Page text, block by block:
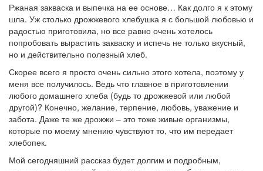
Ржаная закваска и выпечка на ее основе… Как долго я к этому
шла. Уж столько дрожжевого хлебушка я с большой любовью и
радостью приготовила, но все равно очень хотелось
попробовать вырастить закваску и испечь не только вкусный,
но и действительно полезный хлеб.
Скорее всего я просто очень сильно этого хотела, поэтому у
меня все получилось. Ведь что главное в приготовлении
любого домашнего хлеба (будь то дрожжевой или любой
другой)? Конечно, желание, терпение, любовь, уважение и
забота. Даже те же дрожжи – это тоже живые организмы,
которые по моему мнению чувствуют то, что им передает
хлебопек.
Мой сегодняшний рассказ будет долгим и подробным,